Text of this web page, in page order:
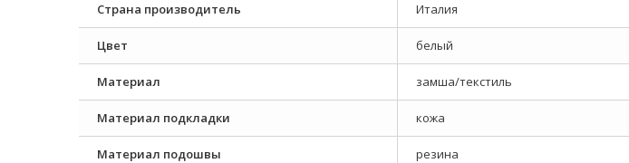
Страна производитель Италия
Цвет белый
Материал замша/текстиль
Материал подкладки кожа
Материал подошвы резина